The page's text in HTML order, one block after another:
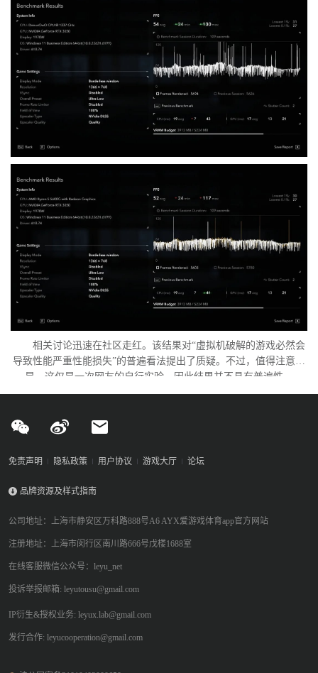
式下的优化竟如此之好。从理论上讲，额外的虚拟化层应该会给处
理器带来负担并降低性能，但实际上并没有发生这种情况。
相关讨论迅速在社区走红。该结果对“虚拟机破解的游戏必然会
导致性能严重性能损失”的普遍看法提出了质疑。不过，值得注意的
是，这仅是一次网友的自行实验，因此结果并不具有普遍性。
免责声明 隐私政策 用户协议 游戏大厅 论坛
品牌资源及样式指南
公司地址：上海市静安区万科路888号A6 AYX爱游戏体育app官方网站
注册地址：上海市闵行区南川路666号戊楼1688室
在线客服微信公众号：leyu_net
投诉举报邮箱: leyutousu@gmail.com
IP衍生&授权业务: leyux.lab@gmail.com
发行合作: leyucooperation@gmail.com